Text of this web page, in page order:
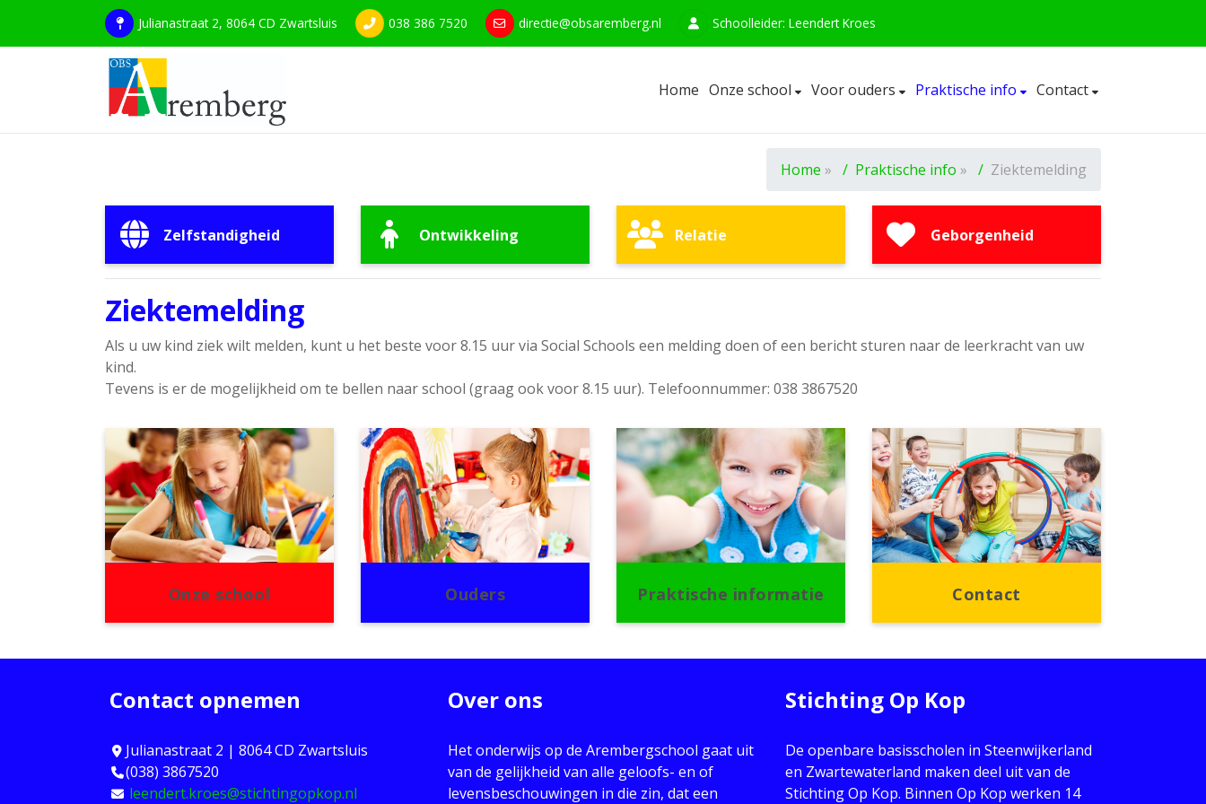
Julianastraat 2, 8064 CD Zwartsluis 038 386 7520 directie@obsaremberg.nl Schoolleider: Leendert Kroes
Home Onze school Voor ouders Praktische info Contact
Home » Praktische info » Ziektemelding
Zelfstandigheid Ontwikkeling Relatie Geborgenheid
Ziektemelding
Als u uw kind ziek wilt melden, kunt u het beste voor 8.15 uur via Social Schools een melding doen of een bericht sturen naar de leerkracht van uw
kind.
Tevens is er de mogelijkheid om te bellen naar school (graag ook voor 8.15 uur). Telefoonnummer: 038 3867520
Onze school Ouders Praktische informatie Contact
Contact opnemen
Julianastraat 2 | 8064 CD Zwartsluis
(038) 3867520
leendert.kroes@stichtingopkop.nl
Over ons
Het onderwijs op de Arembergschool gaat uit
van de gelijkheid van alle geloofs- en of
levensbeschouwingen in die zin, dat een
Stichting Op Kop
De openbare basisscholen in Steenwijkerland
en Zwartewaterland maken deel uit van de
Stichting Op Kop. Binnen Op Kop werken 14